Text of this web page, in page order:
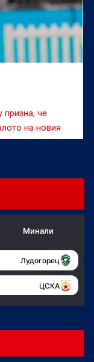
призна, че
на новия
в контролата
Минали
Лудогорец
ЦСКА